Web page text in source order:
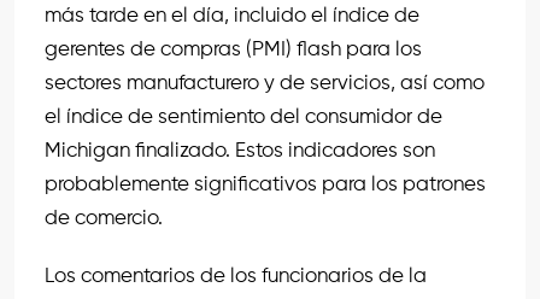
más tarde en el día, incluido el índice de
gerentes de compras (PMI) flash para los
sectores manufacturero y de servicios, así como
el índice de sentimiento del consumidor de
Michigan finalizado. Estos indicadores son
probablemente significativos para los patrones
de comercio.
Los comentarios de los funcionarios de la